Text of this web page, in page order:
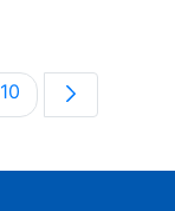
intermedie Use
Pagina
10